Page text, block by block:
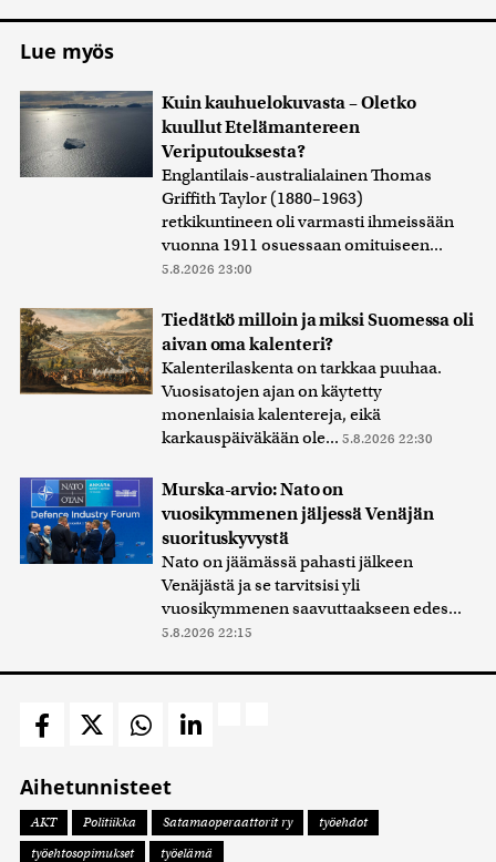
Lue myös
Kuin kauhuelokuvasta – Oletko
kuullut Etelämantereen
Veriputouksesta?
Englantilais-australialainen Thomas
Griffith Taylor (1880–1963)
retkikuntineen oli varmasti ihmeissään
vuonna 1911 osuessaan omituiseen...
5.8.2026 23:00
Tiedätkö milloin ja miksi Suomessa oli
aivan oma kalenteri?
Kalenterilaskenta on tarkkaa puuhaa.
Vuosisatojen ajan on käytetty
monenlaisia kalentereja, eikä
karkauspäiväkään ole... 5.8.2026 22:30
Murska-arvio: Nato on
vuosikymmenen jäljessä Venäjän
suorituskyvystä
Nato on jäämässä pahasti jälkeen
Venäjästä ja se tarvitsisi yli
vuosikymmenen saavuttaakseen edes...
5.8.2026 22:15
Aihetunnisteet
AKT Politiikka Satamaoperaattorit ry
työehdot
työehtosopimukset
työelämä